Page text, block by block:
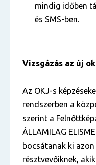
mindig időben
és SMS-ben.
Vizsgázás az új
Az OKJ-s
rendszerben a
szerint a
ÁLLAMILAG
bocsátanak ki
résztvevőiknek,